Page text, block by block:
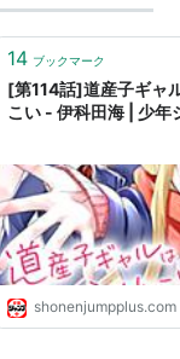
14 ブックマーク
[第114話]道産子ギャ
こい - 伊科田海 | 少年
shonenjumpplus.com